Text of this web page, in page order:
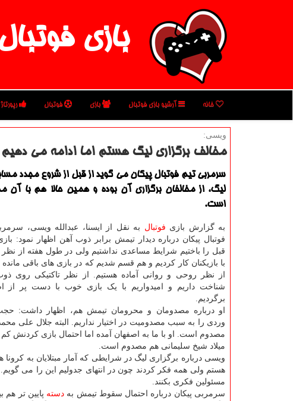
بازی
خانه آرشیو بازی فوتبال بازی فوتبال رپورتاژ
ویسی:
مخالف برگزاری لیگ هستم اما ادامه می دهیم
سرمربی تیم فوتبال پیكان می گوید از قبل از شروع مجدد
لیگ، از مخالفان برگزاری آن بوده و همین حالا هم با آن
است.
به گزارش بازی فوتبال به نقل از ایسنا، عبدالله ویسی،
فوتبال پیکان درباره دیدار تیمش برابر ذوب آهن اظهار نمود:
قبل را باختیم شرایط مساعدی نداشتیم ولی در طول هفته از
با بازیکنان کار کردیم و هم قسم شدیم که در بازی های باقی مانده
از نظر روحی و روانی آماده هستیم. از نظر تاکتیکی روی
شناخت داریم و امیدواریم با یک بازی خوب با دست پر از
برگردیم.
او درباره مصدومان و محرومان تیمش هم، اظهار داشت:
وردی را به سبب مصدومیت در اختیار نداریم. البته جلال علی
مصدوم است. او با ما به اصفهان آمده اما احتمال بازی کردنش
میلاد شیخ سلیمانی هم مصدوم است.
ویسی درباره برگزاری لیگ در شرایطی که آمار مبتلایان به
هستم ولی همه فکر کردند چون در انتهای جدولیم این را می
مسئولین فکری بکنند.
سرمربی پیکان درباره احتمال سقوط تیمش به دسته پایین تر هم